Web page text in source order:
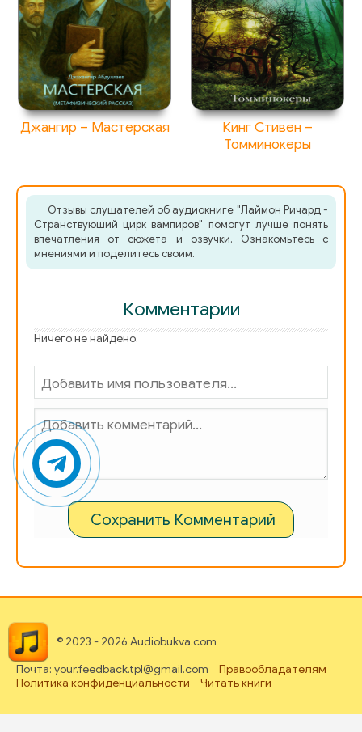
Джангир – Мастерская
Кинг Стивен –
Томминокеры
Отзывы слушателей об аудиокниге "Лаймон Ричард -
Странствуюший цирк вампиров" помогут лучше понять
впечатления от сюжета и озвучки. Ознакомьтесь с
мнениями и поделитесь своим.
Комментарии
Ничего не найдено.
Сохранить Комментарий
© 2023 - 2026 Audiobukva.com
Почта: your.feedback.tpl@gmail.com
Правообладателям
Политика конфиденциальности
Читать книги